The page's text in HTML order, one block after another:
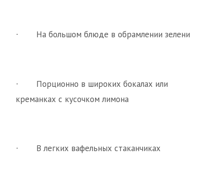
· На большом блюде в обрамлении зелени
·
Порционно в широких бокалах или
креманках с кусочком лимона
· В легких вафельных стаканчиках